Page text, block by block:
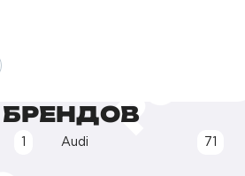
БРЕНДОВ
Audi 71